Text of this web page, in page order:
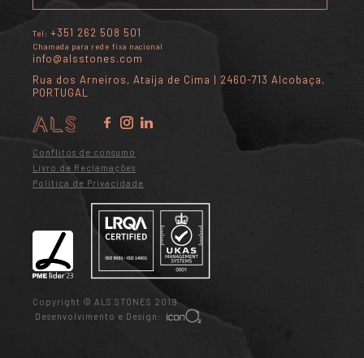
Tel: +351 262 508 501
Chamada para rede fixa nacional
info@alsstones.com
Rua dos Arneiros, Ataíja de Cima | 2460-713 Alcobaça,
PORTUGAL
Conflitos de consumo
Livro de Reclamações
Política de Privacidade
Copyright © ALS STONES 2019
Desenvolvimento e Design: